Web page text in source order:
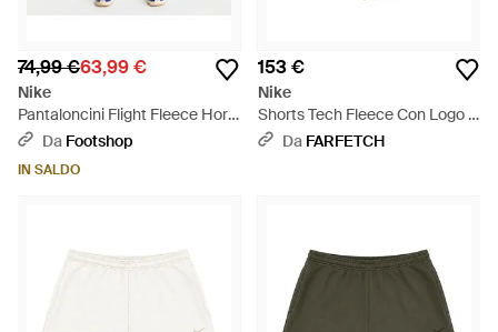
74,99 €63,99 €
Nike
Pantaloncini Flight Fleece Hort
- BluDa Footshop
IN SALDO
153 €
Nike
Shorts Tech Fleece Con Logo -
Grigio
Da FARFETCH